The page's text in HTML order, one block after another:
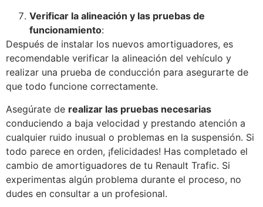
Verificar la alineación y las pruebas de
funcionamiento:
Después de instalar los nuevos amortiguadores, es
recomendable verificar la alineación del vehículo y
realizar una prueba de conducción para asegurarte de
que todo funcione correctamente.
Asegúrate de realizar las pruebas necesarias
conduciendo a baja velocidad y prestando atención a
cualquier ruido inusual o problemas en la suspensión. Si
todo parece en orden, ¡felicidades! Has completado el
cambio de amortiguadores de tu Renault Trafic. Si
experimentas algún problema durante el proceso, no
dudes en consultar a un profesional.